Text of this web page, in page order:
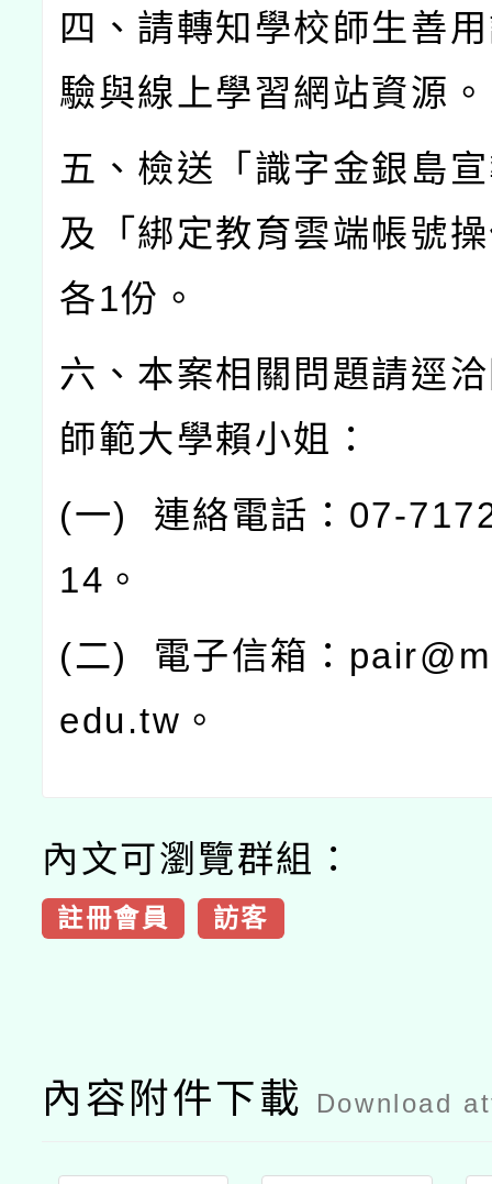
四、請轉知學校師生善
驗與線上學習網站資源。
五、檢送「識字金銀島
及「綁定教育雲端帳號
各1份。
六、本案相關問題請逕
師範大學賴小姐：
(一) 連絡電話： 07-
14 。
(二) 電子信箱：
edu.tw 。
內文可瀏覽群組：
註冊會員 訪客
內容附件下載 Download